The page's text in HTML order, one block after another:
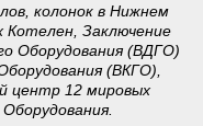
колонок в Нижнем
Котелен, Заключение
Оборудования (ВДГО)
(ВКГО),
центр 12 мировых